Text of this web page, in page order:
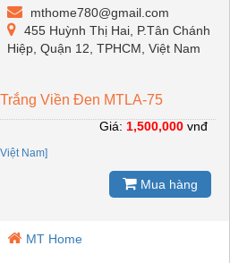
mthome780@gmail.com
455 Huỳnh Thị Hai, P.Tân Chánh
Hiệp, Quận 12, TPHCM, Việt Nam
Viền Đen MTLA-75
Việt Nam]
Giá: 1,500,000 vnđ
Mua hàng
MT Home